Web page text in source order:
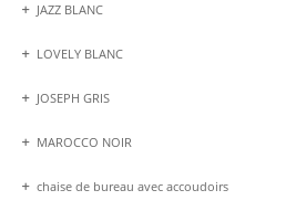
JAZZ BLANC
LOVELY BLANC
JOSEPH GRIS
MAROCCO NOIR
chaise de bureau avec accoudoirs